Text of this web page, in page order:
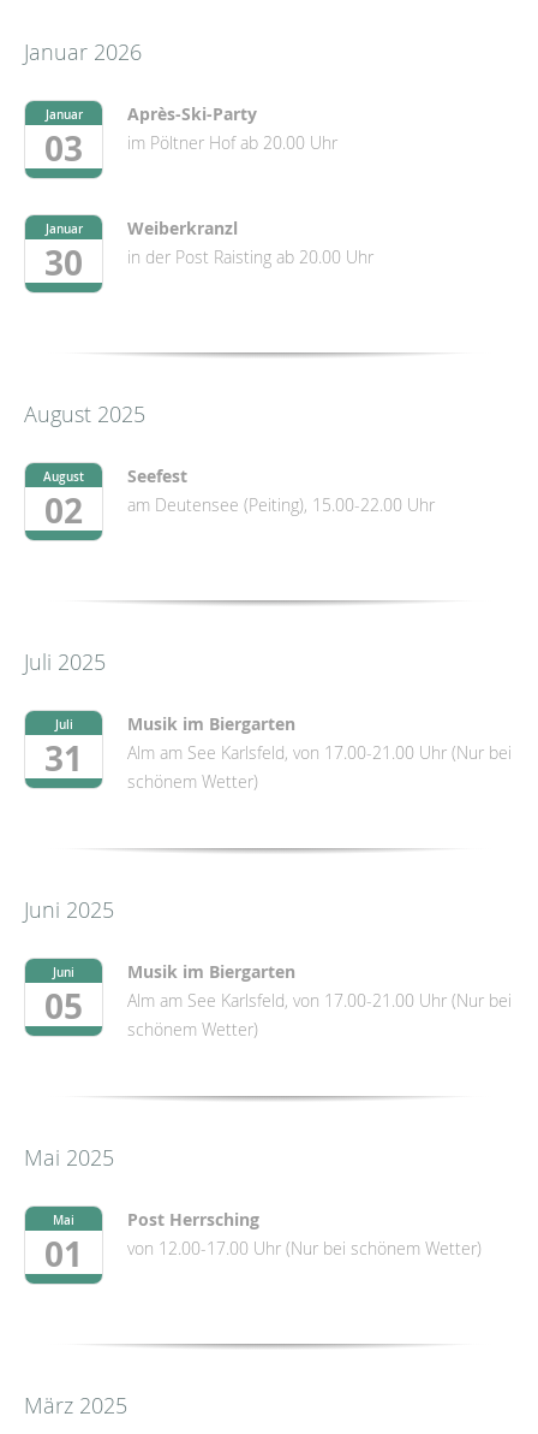
Januar 2026
Januar
03
Après-Ski-Party
im Pöltner Hof ab 20.00 Uhr
Januar
30
Weiberkranzl
in der Post Raisting ab 20.00 Uhr
August 2025
August
02
Seefest
am Deutensee (Peiting), 15.00-22.00 Uhr
Juli 2025
Juli
31
Musik im Biergarten
Alm am See Karlsfeld, von 17.00-21.00 Uhr (Nur bei
schönem Wetter)
Juni 2025
Juni
05
Musik im Biergarten
Alm am See Karlsfeld, von 17.00-21.00 Uhr (Nur bei
schönem Wetter)
Mai 2025
Mai
01
Post Herrsching
von 12.00-17.00 Uhr (Nur bei schönem Wetter)
März 2025